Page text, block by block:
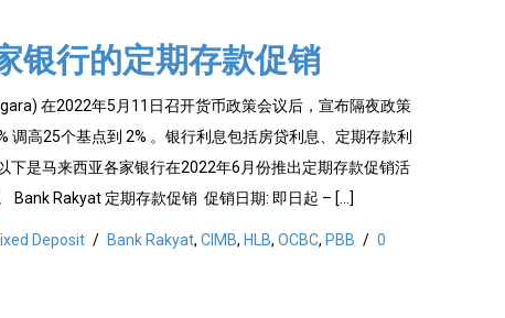
银行的定期存款促销
在2022年5月11日召开货币政策会议后，宣布隔夜政策
调高25个基点到 2% 。银行利息包括房贷利息、定期存款利
下是马来西亚各家银行在2022年6月份推出定期存款促销活
Bank Rakyat 定期存款促销 促销日期: 即日起 – […]
Deposit / Bank Rakyat, CIMB, HLB, OCBC, PBB / 0